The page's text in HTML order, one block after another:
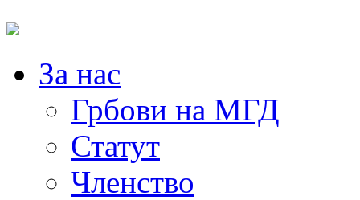
За нас
Грбови на МГД
Статут
Членство